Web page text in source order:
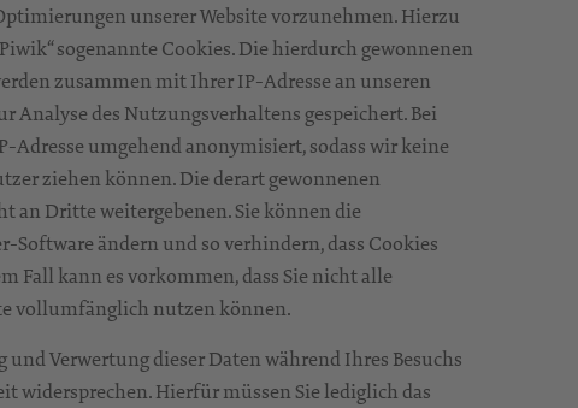
unserer Website vorzunehmen. Hierzu
sogenannte Cookies. Die hierdurch gewonnenen
zusammen mit Ihrer IP-Adresse an unseren
Analyse des Nutzungsverhaltens gespeichert. Bei
Adresse umgehend anonymisiert, sodass wir keine
ziehen können. Die derart gewonnenen
an Dritte weitergebenen. Sie können die
Software ändern und so verhindern, dass Cookies
Fall kann es vorkommen, dass Sie nicht alle
vollumfänglich nutzen können.
und Verwertung dieser Daten während Ihres Besuchs
widersprechen. Hierfür müssen Sie lediglich das